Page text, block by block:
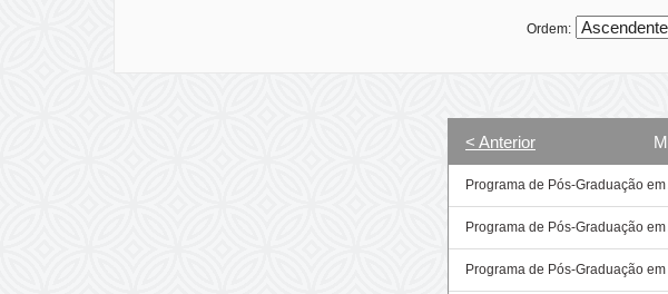
Ordem:
< Anterior
Programa de Pós-Graduação
Programa de Pós-Graduação
Programa de Pós-Graduação